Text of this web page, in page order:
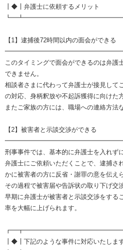
┃◆┃弁護士に依頼するメリット
【1】逮捕後72時間以内の面会ができる
このタイミングで面会ができるのは弁護
できません。
相談者さまに代わって弁護士が接見して
の対応、身柄釈放や不起訴獲得に向けた
またご家族の方には、職場への連絡方法
【2】被害者と示談交渉ができる
刑事事件では、基本的に弁護士を入れず
弁護士にご依頼いただくことで、逮捕さ
かに被害者の方に反省・謝罪の意を伝え
その過程で被害届や告訴状の取り下げ交
早期に弁護士が被害者と示談交渉をする
率を大幅に上げられます。
┃◆┃下記のような事件に対応いたしま